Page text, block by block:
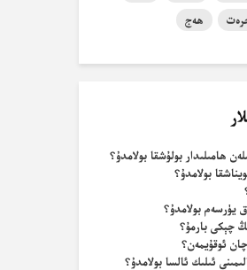
ھەج
ھامىلىدار بولۇشقا بولامدۇ؟
بولامدۇ؟
يۈرسەم بولامدۇ؟
چېكى بارمۇ؟
ئوقۇيمەن؟
ئىلىك ئالسا بولامدۇ؟